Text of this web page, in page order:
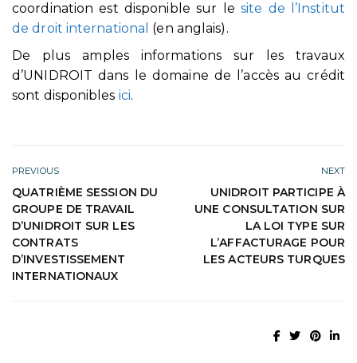
coordination est disponible sur le site de l’Institut
de droit international (en anglais).
De plus amples informations sur les travaux
d’UNIDROIT dans le domaine de l’accès au crédit
sont disponibles ici.
PREVIOUS
QUATRIÈME SESSION DU
GROUPE DE TRAVAIL
D’UNIDROIT SUR LES
CONTRATS
D’INVESTISSEMENT
INTERNATIONAUX
NEXT
UNIDROIT PARTICIPE À
UNE CONSULTATION SUR
LA LOI TYPE SUR
L’AFFACTURAGE POUR
LES ACTEURS TURQUES